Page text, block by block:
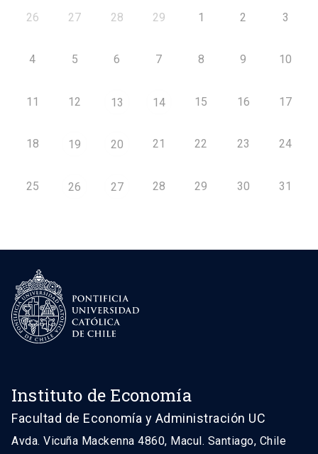
26 27 28 29 1 2 3
4 5 6 7 8 9 10
11 12 13 14 15 16 17
18 19 20 21 22 23 24
25 26 27 28 29 30 31
Instituto de Economía
Facultad de Economía y Administración UC
Avda. Vicuña Mackenna 4860, Macul. Santiago, Chile